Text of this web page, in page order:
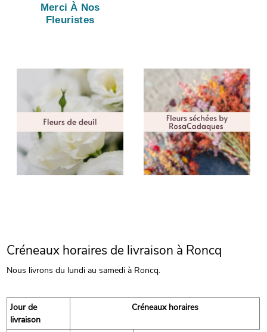
Merci À Nos
Fleuristes
Créneaux horaires de livraison à Roncq
Nous livrons du lundi au samedi à Roncq.
Jour de
livraison
Créneaux horaires